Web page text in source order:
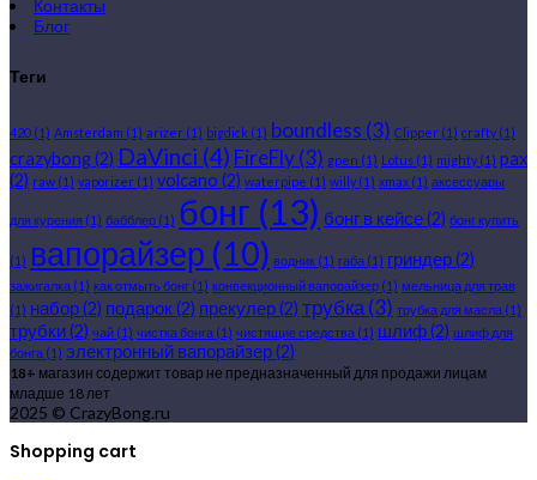
Контакты
Блог
Теги
420 (1) Amsterdam (1) arizer (1) bigdick (1) boundless (3) Clipper (1) crafty(1)
crazybong(2) DaVinci (4) FireFly(3) gpen (1) Lotus (1) mighty(1) pax
(2) raw (1) vaporizer (1) volcano (2) waterpipe (1) willy(1) xmax (1) аксессуары
для курения (1) бабблер (1) бонг (13) бонг в кейсе(2) бонг купить
(1) вапорайзер (10) водник (1) габа (1) гриндер(2)
зажигалка (1) как отмыть бонг (1) конвекционный вапорайзер (1) мельница для трав
(1) набор(2) подарок(2) прекулер(2) трубка(3) трубка для масла (1)
трубки(2) чай (1) чистка бонга (1) чистящие средства (1) шлиф(2) шлиф для
бонга (1) электронный вапорайзер(2)
18+ магазин содержит товар не предназначенный для продажи лицам
младше 18 лет
2025 © CrazyBong.ru
Shopping cart